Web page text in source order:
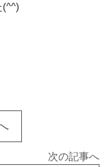
(^^)
次の記事へ